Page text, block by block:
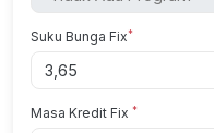
Suku Bunga Fix*
Masa Kredit Fix *